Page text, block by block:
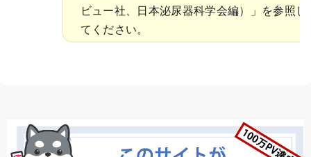
ビュー社、日本泌尿器科学会編）」を参照し
てください。